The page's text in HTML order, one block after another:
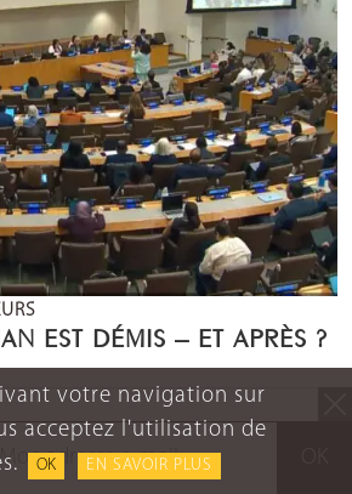
votre navigation sur
acceptez l'utilisation de
OK EN SAVOIR PLUS
EST DÉMIS – ET APRÈS ?